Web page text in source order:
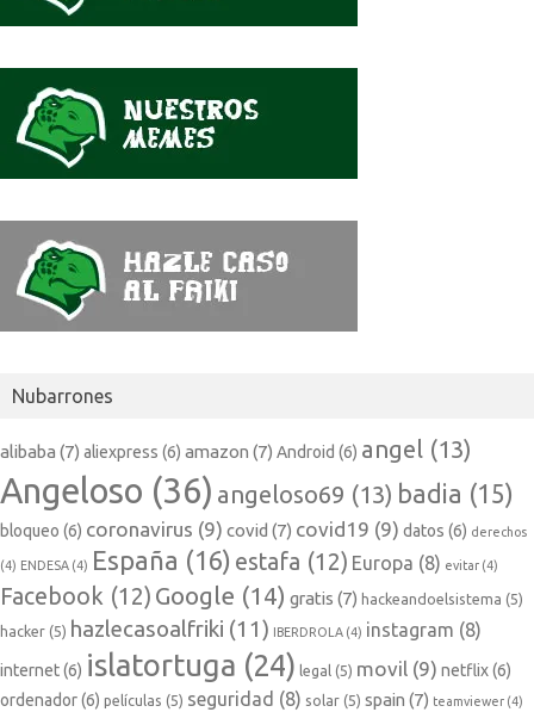
Nubarrones
alibaba (7) aliexpress (6) amazon (7) Android (6) angel (13)
Angeloso (36) angeloso69 (13) badia (15)
bloqueo (6) coronavirus (9) covid (7) covid19 (9) datos (6) derechos
(4) ENDESA (4) España (16) estafa (12) Europa (8) evitar (4)
Facebook (12) Google (14) gratis (7) hackeandoelsistema (5)
hacker (5) hazlecasoalfriki (11) IBERDROLA (4) instagram (8)
internet(6) islatortuga (24) legal (5) movil (9) netflix(6)
ordenador(6) películas (5) seguridad (8) solar (5) spain (7) teamviewer (4)